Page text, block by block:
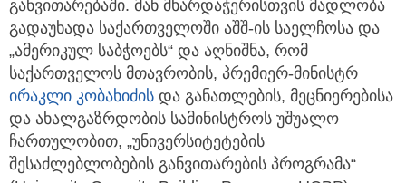
გადაუხადა საქართველოში აშშ-ის საელჩოსა და
„ამერიკულ საბჭოებს“ და აღნიშნა, რომ
საქართველოს მთავრობის, პრემიერ-მინისტრ
ირაკლი კობახიძისდა განათლების, მეცნიერებისა
და ახალგაზრდობის სამინისტროს უშუალო
ჩართულობით, „უნივერსიტეტების
შესაძლებლობების განვითარების პროგრამა“
(University Capacity Building Program - UCBP)